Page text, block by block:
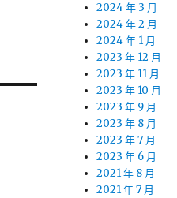
2024 年 3 月
2024 年 2 月
2024 年 1 月
2023 年 12 月
2023 年 11 月
2023 年 10 月
2023 年 9 月
2023 年 8 月
2023 年 7 月
2023 年 6 月
2021 年 8 月
2021 年 7 月